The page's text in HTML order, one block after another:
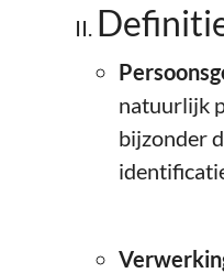
natuurlijk
bijzonder